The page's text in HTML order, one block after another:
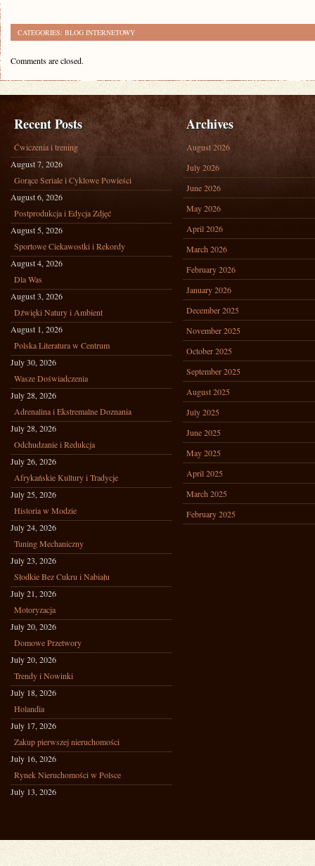
CATEGORIES: BLOG INTERNETOWY
Comments are closed.
Recent Posts
Ćwiczenia i trening
August 7, 2026
Gorące Seriale i Cyklowe Powieści
August 6, 2026
Postprodukcja i Edycja Zdjęć
August 5, 2026
Sportowe Ciekawostki i Rekordy
August 4, 2026
Dla Was
August 3, 2026
Dźwięki Natury i Ambient
August 1, 2026
Polska Literatura w Centrum
July 30, 2026
Wasze Doświadczenia
July 28, 2026
Adrenalina i Ekstremalne Doznania
July 28, 2026
Odchudzanie i Redukcja
July 26, 2026
Afrykańskie Kultury i Tradycje
July 25, 2026
Historia w Modzie
July 24, 2026
Tuning Mechaniczny
July 23, 2026
Słodkie Bez Cukru i Nabiału
July 21, 2026
Motoryzacja
July 20, 2026
Domowe Przetwory
July 20, 2026
Trendy i Nowinki
July 18, 2026
Holandia
July 17, 2026
Zakup pierwszej nieruchomości
July 16, 2026
Rynek Nieruchomości w Polsce
July 13, 2026
Archives
August 2026
July 2026
June 2026
May 2026
April 2026
March 2026
February 2026
January 2026
December 2025
November 2025
October 2025
September 2025
August 2025
July 2025
June 2025
May 2025
April 2025
March 2025
February 2025